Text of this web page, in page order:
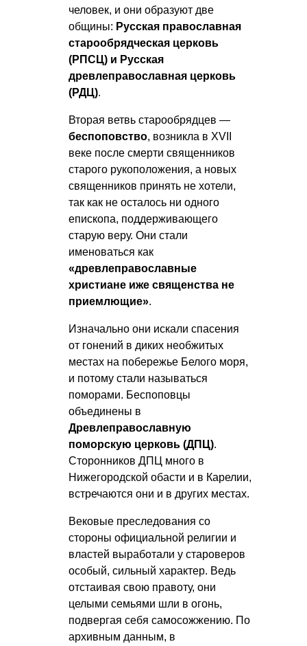
человек, и они образуют две
общины: Русская православная
старообрядческая церковь
(РПСЦ) и Русская
древлеправославная церковь
(РДЦ).
Вторая ветвь старообрядцев —
беспоповство, возникла в XVII
веке после смерти священников
старого рукоположения, а новых
священников принять не хотели,
так как не осталось ни одного
епископа, поддерживающего
старую веру. Они стали
именоваться как
«древлеправославные
христиане иже священства не
приемлющие».
Изначально они искали спасения
от гонений в диких необжитых
местах на побережье Белого моря,
и потому стали называться
поморами. Беспоповцы
объединены в
Древлеправославную
поморскую церковь (ДПЦ).
Сторонников ДПЦ много в
Нижегородской обасти и в Карелии,
встречаются они и в других местах.
Вековые преследования со
стороны официальной религии и
властей выработали у староверов
особый, сильный характер. Ведь
отстаивая свою правоту, они
целыми семьями шли в огонь,
подвергая себя самосожжению. По
архивным данным, в